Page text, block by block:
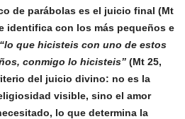
de parábolas es el juicio final (Mt
identifica con los más pequeños e
“lo que hicisteis con uno de estos
conmigo lo hicisteis” (Mt 25,
del juicio divino: no es la
visible, sino el amor
lo que determina la